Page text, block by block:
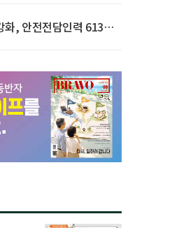
화, 안전전담인력 613명